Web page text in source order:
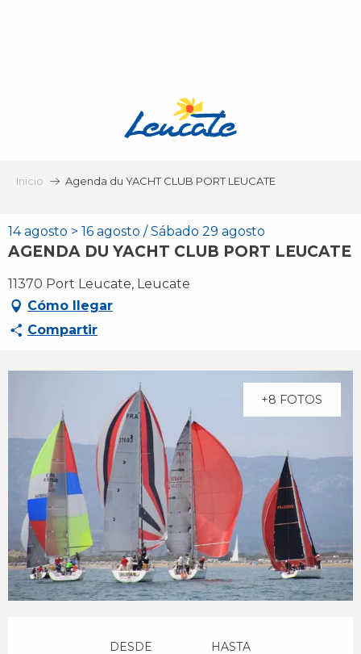
Inicio Agenda du YACHT CLUB PORT LEUCATE
14 agosto > 16 agosto / Sábado 29 agosto
AGENDA DU YACHT CLUB PORT LEUCATE
11370 Port Leucate, Leucate
Cómo llegar
Compartir
+8 FOTOS
DESDE HASTA